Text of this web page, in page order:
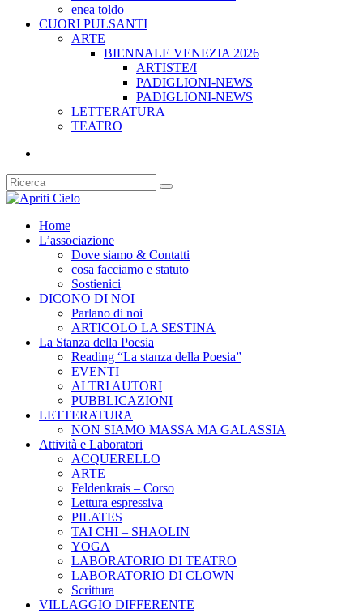
enea toldo
CUORI PULSANTI
ARTE
BIENNALE VENEZIA 2026
ARTISTE/I
PADIGLIONI-NEWS
PADIGLIONI-NEWS
LETTERATURA
TEATRO
Home
L’associazione
Dove siamo & Contatti
cosa facciamo e statuto
Sostienici
DICONO DI NOI
Parlano di noi
ARTICOLO LA SESTINA
La Stanza della Poesia
Reading “La stanza della Poesia”
EVENTI
ALTRI AUTORI
PUBBLICAZIONI
LETTERATURA
NON SIAMO MASSA MA GALASSIA
Attività e Laboratori
ACQUERELLO
ARTE
Feldenkrais – Corso
Lettura espressiva
PILATES
TAI CHI – SHAOLIN
YOGA
LABORATORIO DI TEATRO
LABORATORIO DI CLOWN
Scrittura
VILLAGGIO DIFFERENTE